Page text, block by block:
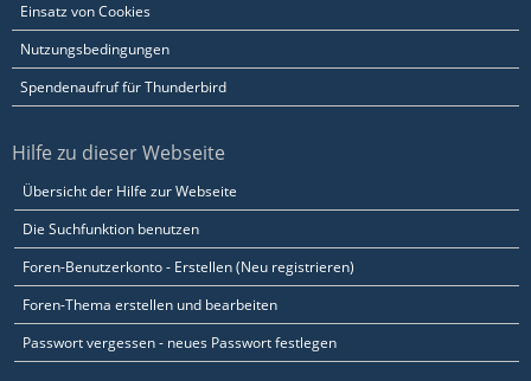
Einsatz von Cookies
Nutzungsbedingungen
Spendenaufruf für Thunderbird
Hilfe zu dieser Webseite
Übersicht der Hilfe zur Webseite
Die Suchfunktion benutzen
Foren-Benutzerkonto - Erstellen (Neu registrieren)
Foren-Thema erstellen und bearbeiten
Passwort vergessen - neues Passwort festlegen